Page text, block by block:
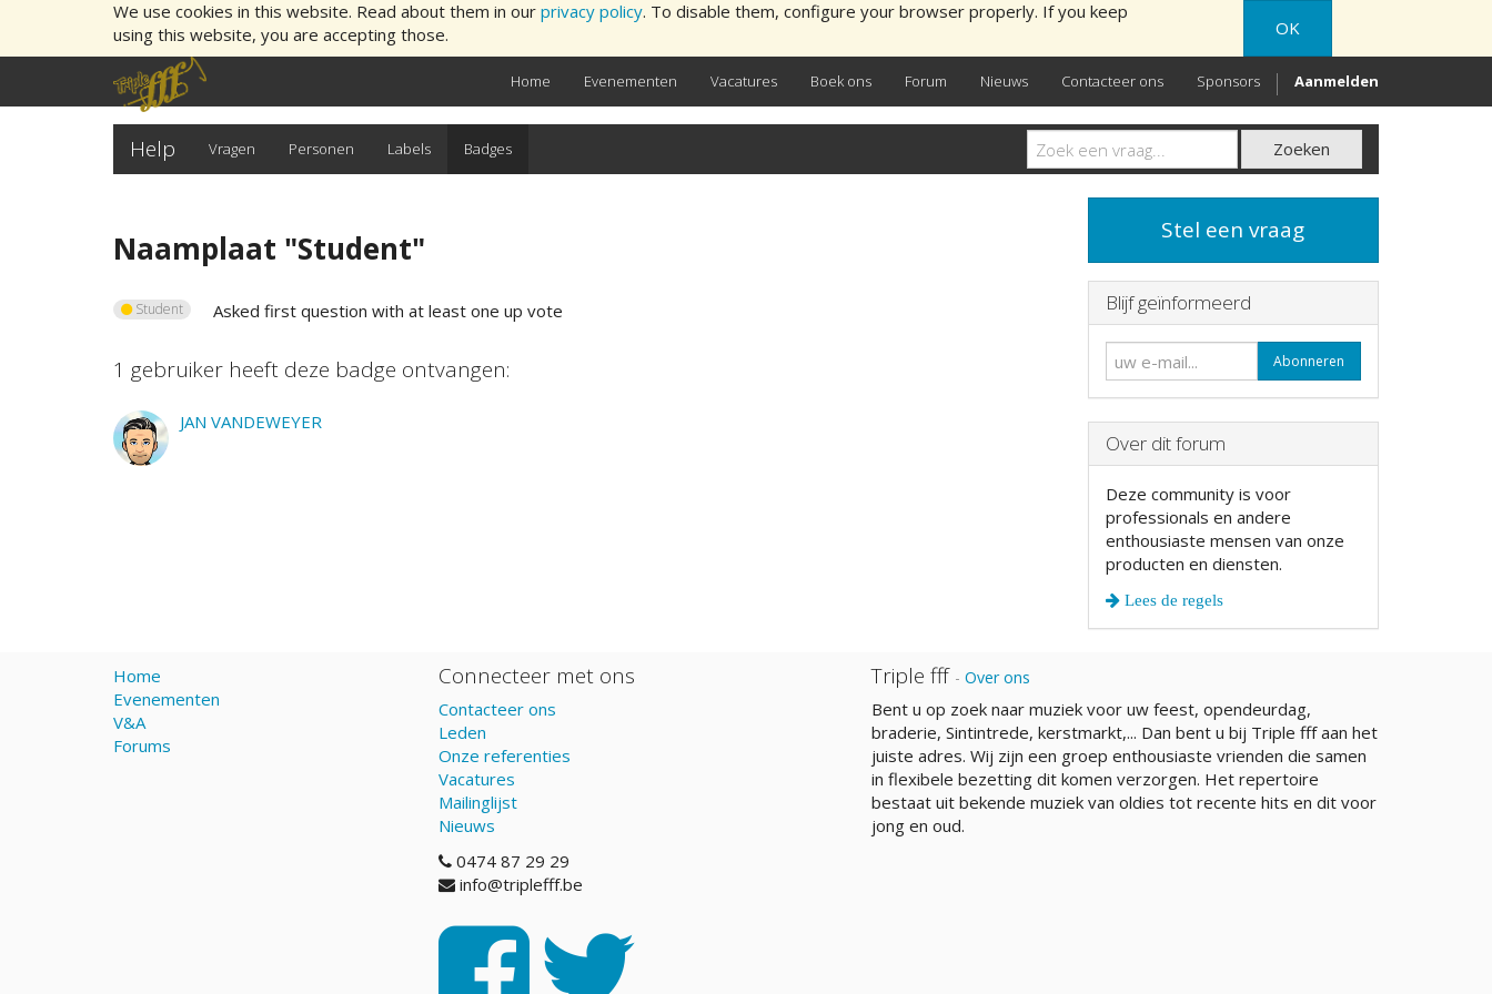
We use cookies in this website. Read about them in our privacy policy. To disable them, configure your browser properly. If you keep
using this website, you are accepting those.
OK
Home Evenementen Vacatures Boek ons Forum Nieuws Contacteer ons Sponsors Aanmelden
Help Vragen Personen Labels Badges Zoeken
Naamplaat "Student"
Student Asked first question with at least one up vote
1 gebruiker heeft deze badge ontvangen:
JAN VANDEWEYER
Stel een vraag
Blijf geïnformeerd
Abonneren
Over dit forum
Deze community is voor
professionals en andere
enthousiaste mensen van onze
producten en diensten.
Lees de regels
Home
Evenementen
V&A
Forums
Connecteer met ons
Contacteer ons
Leden
Onze referenties
Vacatures
Mailinglijst
Nieuws
0474 87 29 29
info@triplefff.be
Triple fff - Over ons
Bent u op zoek naar muziek voor uw feest, opendeurdag,
braderie, Sintintrede, kerstmarkt,... Dan bent u bij Triple fff aan het
juiste adres. Wij zijn een groep enthousiaste vrienden die samen
in flexibele bezetting dit komen verzorgen. Het repertoire
bestaat uit bekende muziek van oldies tot recente hits en dit voor
jong en oud.